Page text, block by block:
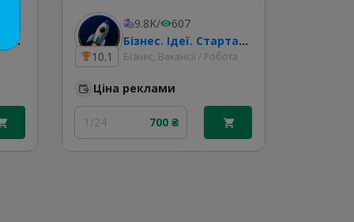
Житло.Робота.Миргород
10.1
9.8K/
607
Бізнес. Ідеї. Стартапи🇺🇦
Бізнес, Вакансії / Робота
Ціна реклами
1/24 700 ₴